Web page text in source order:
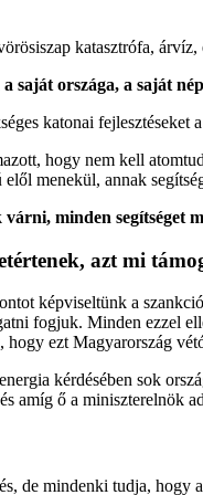
katasztrófa,
országa, a saját
katonai
hogy nem kell
menekül, annak
minden segítséget
azt mi
képviseltünk a
fogjuk. Minden ezzel
hogy ezt Magyarország
kérdésében sok
amíg ő a miniszterelnök
de mindenki tudja,